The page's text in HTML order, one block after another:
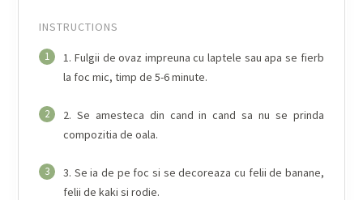
INSTRUCTIONS
1
1. Fulgii de ovaz impreuna cu laptele sau apa se fierb
la foc mic, timp de 5-6 minute.
2
2. Se amesteca din cand in cand sa nu se prinda
compozitia de oala.
3
3. Se ia de pe foc si se decoreaza cu felii de banane,
felii de kaki si rodie.